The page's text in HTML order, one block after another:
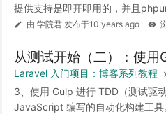
提供支持是即开即用的，并且
由 学院君 发布于10 years ago
从测试开始（二）：使用
Laravel 入门项目：博客系列教程
3、使用 Gulp 进行 TDD（测试驱
JavaScript 编写的自动化构建工具